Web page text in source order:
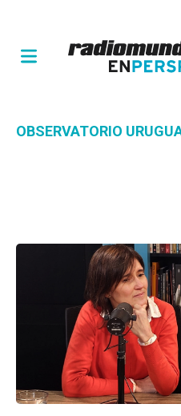
OBSERVATORIO